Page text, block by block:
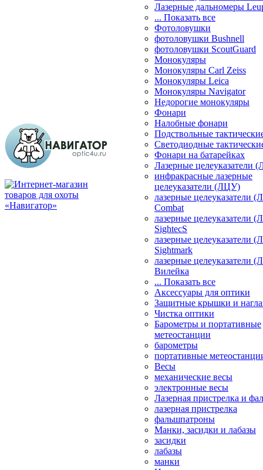
Лазерные дальномеры
... Показать все
Фотоловушки
фотоловушки Bushnell
фотоловушки ScoutGuard
Монокуляры
Монокуляры Carl Zeiss
Монокуляры Leica
Монокуляры Navigator
Недорогие монокуляры
Фонари
Налобные фонари
Подствольные
Светодиодные
Фонари на батарейках
Лазерные целеуказатели
инфракрасные лазерные
целеуказатели (ЛЦУ)
лазерные целеуказатели
Combat
лазерные целеуказатели
SightecS
лазерные целеуказатели
Sightmark
лазерные целеуказатели
Вилейка
... Показать все
Аксессуары для оптики
Защитные крышки и
Чистка оптики
Барометры и портативные
метеостанции
барометры
портативные
Весы
механические весы
электронные весы
Лазерная пристрелка и
лазерная пристрелка
фальшпатроны
Манки, засидки и лабазы
засидки
лабазы
манки